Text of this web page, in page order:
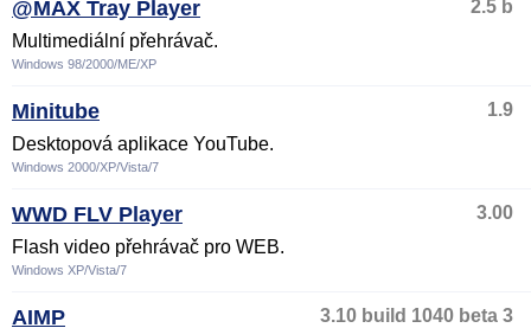
@MAX Tray Player
2.5 b
Multimediální přehrávač.
Windows 98/2000/ME/XP
Minitube
1.9
Desktopová aplikace YouTube.
Windows 2000/XP/Vista/7
WWD FLV Player
3.00
Flash video přehrávač pro WEB.
Windows XP/Vista/7
AIMP
3.10 build 1040 beta 3